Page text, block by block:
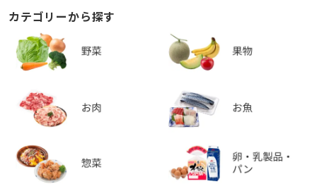
カテゴリーから探す